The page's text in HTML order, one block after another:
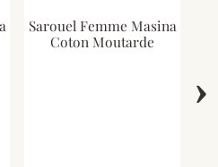
Sarouel Femme Masina
Coton Moutarde
›